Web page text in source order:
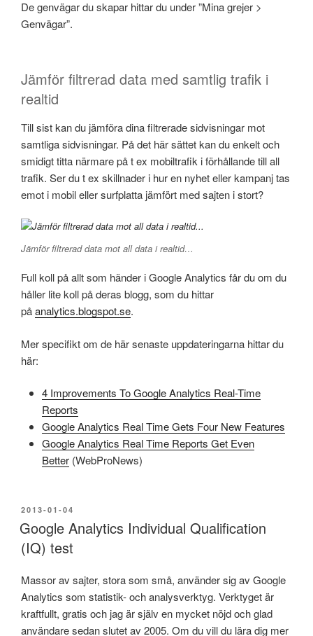
De genvägar du skapar hittar du under ”Mina grejer >
Genvägar”.
Jämför filtrerad data med samtlig trafik i
realtid
Till sist kan du jämföra dina filtrerade sidvisningar mot
samtliga sidvisningar. På det här sättet kan du enkelt och
smidigt titta närmare på t ex mobiltrafik i förhållande till all
trafik. Ser du t ex skillnader i hur en nyhet eller kampanj tas
emot i mobil eller surfplatta jämfört med sajten i stort?
Jämför filtrerad data mot all data i realtid…
Full koll på allt som händer i Google Analytics får du om du
håller lite koll på deras blogg, som du hittar
påanalytics.blogspot.se.
Mer specifikt om de här senaste uppdateringarna hittar du
här:
4 Improvements To Google Analytics Real-Time
Reports
Google Analytics Real Time Gets Four New Features
Google Analytics Real Time Reports Get Even
Better (WebProNews)
PUBLICERAT
2013-01-04
Google Analytics Individual Qualification
(IQ) test
Massor av sajter, stora som små, använder sig av Google
Analytics som statistik- och analysverktyg. Verktyget är
kraftfullt, gratis och jag är själv en mycket nöjd och glad
användare sedan slutet av 2005. Om du vill du lära dig mer